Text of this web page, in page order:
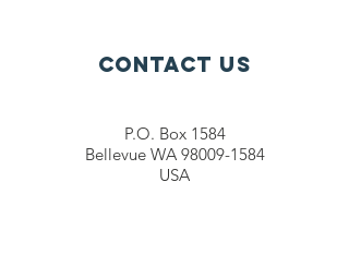
Contact Us
P.O. Box 1584
Bellevue WA 98009-1584
USA